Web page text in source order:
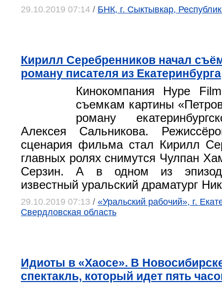
29.10.2019 07:14 / БНК, г. Сыктывкар,
Кирилл Серебренников начал
роману писателя из Екатеринбурга
Кинокомпания Hype
съемкам картины
роману
Алексея Сальникова.
сценария фильма стал Кирилл
главных ролях снимутся Чулпан
Серзин. А в одном из
известный уральский драматург
29.10.2019 07:13 / «Уральский рабочий», г.
Свердловская область
Идиоты в «Хаосе». В
спектакль, который идет пять